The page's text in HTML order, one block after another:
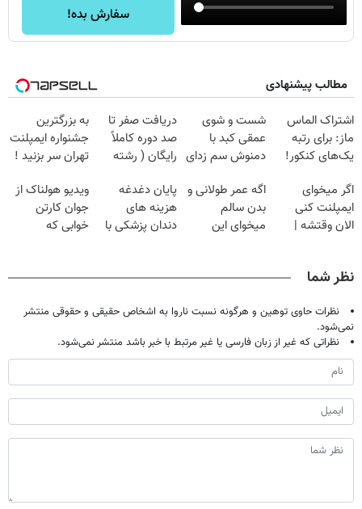
سفارش بده!
مطالب پیشنهادی
اشتراک الماس
ماز: برای رتبه
یک‌های کنکور!
شست و شوی
عمقی کبد با
دمنوش سم زدای
دریافت صفر تا
صد دوره کاملاً
رایگان ( رشته
انسانی)
به بزرگترین
جشنواره ایمپلنت
تهران سر بزنید !
میلیون !
اگر میخوای
ایمپلنت کنی
الان وقتشه |
اگه عمر طولانی و
بدن سالم
میخوای این
پایان دغدغه
هزینه های
دندان پزشکی با
ویدیو هولناک از
جوان کارتن
خوابی که
نظر شما
نظرات حاوی توهین و هرگونه نسبت ناروا به اشخاص حقیقی و حقوقی منتشر
نمی‌شود.
نظراتی که غیر از زبان فارسی یا غیر مرتبط با خبر باشد منتشر نمی‌شود.